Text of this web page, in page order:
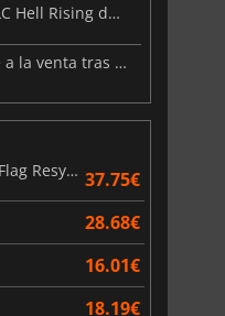
Se ha anunciado oficialmente el DLC Hell Rising de Nioh 3
Forsaken Realms: Vahrin's Call sale a la venta tras una década
Assassin's Creed Black Flag Resynced 37.75€
28.68€
16.01€
18.19€